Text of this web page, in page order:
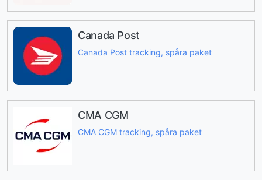
Canada Post
Canada Post tracking, spåra paket
CMA CGM
CMA CGM tracking, spåra paket